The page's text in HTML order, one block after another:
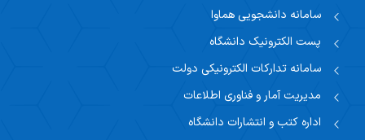
سامانه دانشجویی هماوا
پست الکترونیک دانشگاه
سامانه تدارکات الکترونیکی دولت
مدیریت آمار و فناوری اطلاعات
اداره کتب و انتشارات دانشگاه